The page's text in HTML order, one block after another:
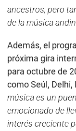
ancestros, pero
de la música
Además, el
próxima gira
para octubre de
como Seúl,
música es un
emocionado de
interés creciente